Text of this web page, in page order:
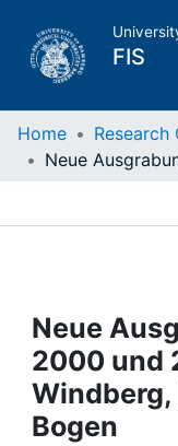
FIS
Home
Projects
People
Institutions
Home Research
Neue
2000 und
Bogen